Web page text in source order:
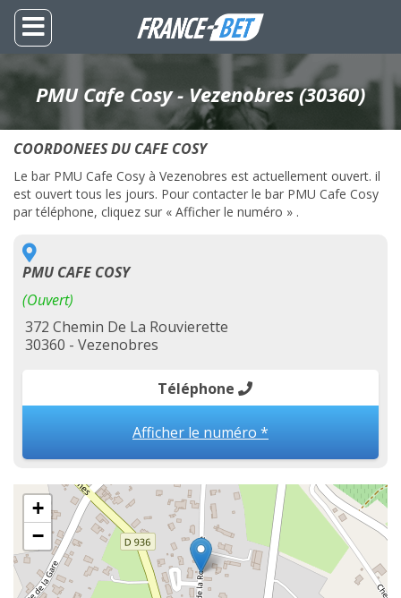
PMU Cafe Cosy - Vezenobres (30360)
COORDONEES DU CAFE COSY
Le bar PMU Cafe Cosy à Vezenobres est actuellement ouvert. il
est ouvert tous les jours. Pour contacter le bar PMU Cafe Cosy
par téléphone, cliquez sur « Afficher le numéro » .
PMU CAFE COSY
(Ouvert)
372 Chemin De La Rouvierette
30360 - Vezenobres
Téléphone
Afficher le numéro *
+
−